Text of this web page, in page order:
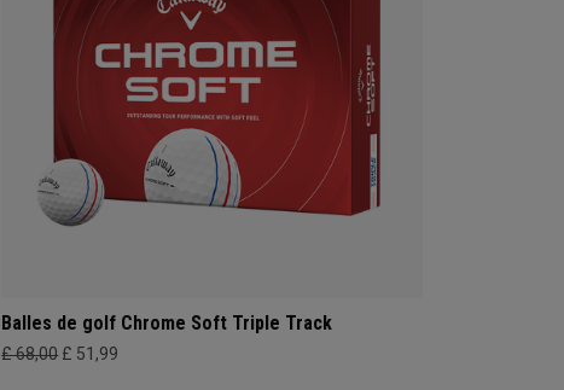
Balles de golf Chrome Soft Triple Track
£ 68,00 £ 51,99